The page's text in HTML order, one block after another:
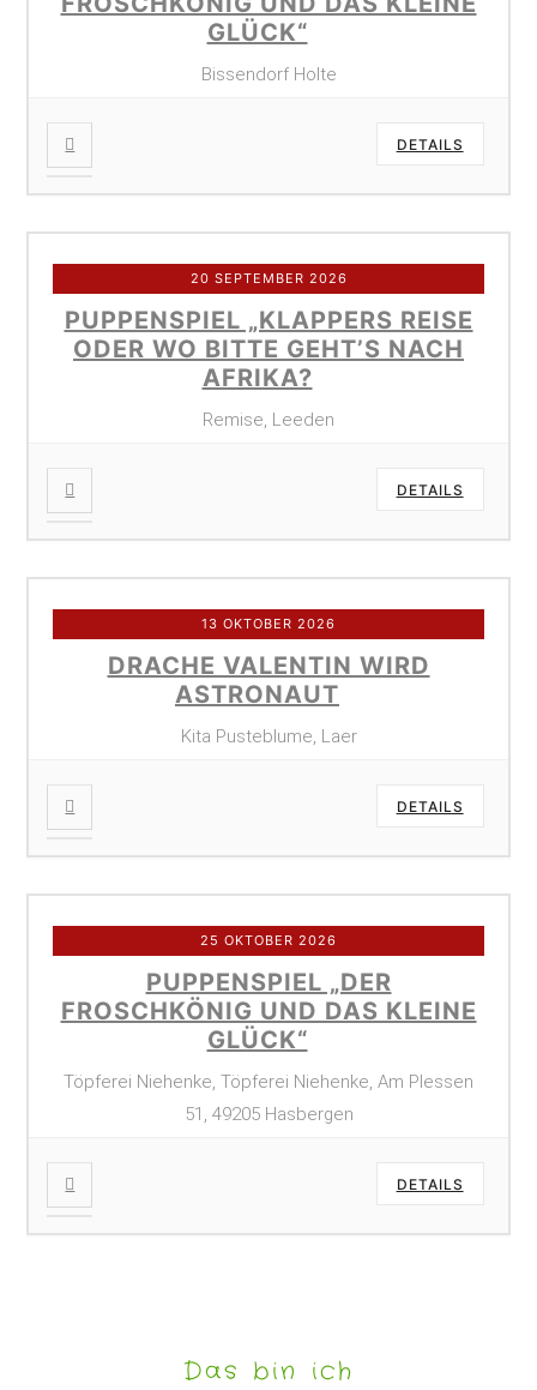
GLÜCK“
Bissendorf Holte
DETAILS
20 SEPTEMBER 2026
PUPPENSPIEL „KLAPPERS REISE
ODER WO BITTE GEHT’S NACH
AFRIKA?
Remise, Leeden
DETAILS
13 OKTOBER 2026
DRACHE VALENTIN WIRD
ASTRONAUT
Kita Pusteblume, Laer
DETAILS
25 OKTOBER 2026
PUPPENSPIEL „DER
FROSCHKÖNIG UND DAS KLEINE
GLÜCK“
Töpferei Niehenke, Töpferei Niehenke, Am Plessen
51, 49205 Hasbergen
DETAILS
Das bin ich